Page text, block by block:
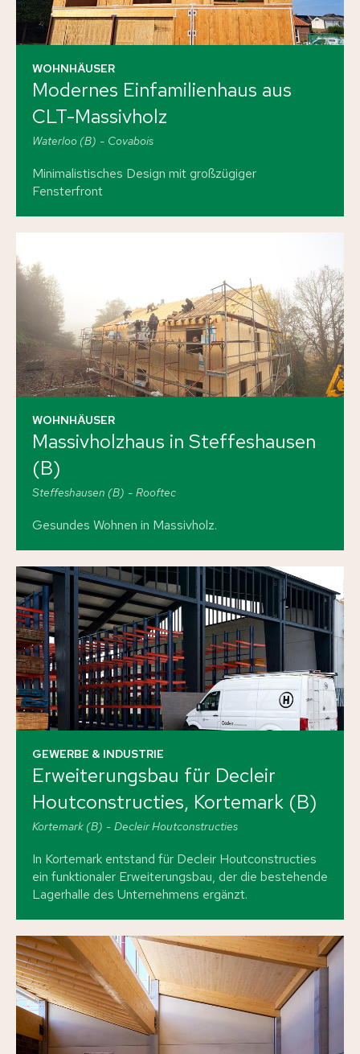
WOHNHÄUSER
Modernes Einfamilienhaus aus
CLT-Massivholz
Waterloo (B) Covabois
Minimalistisches Design mit großzügiger
Fensterfront
WOHNHÄUSER
Massivholzhaus in Steffeshausen
(B)
Steffeshausen (B) Rooftec
Gesundes Wohnen in Massivholz.
GEWERBE & INDUSTRIE
Erweiterungsbau für Decleir
Houtconstructies, Kortemark (B)
Kortemark (B) Decleir Houtconstructies
In Kortemark entstand für Decleir Houtconstructies
ein funktionaler Erweiterungsbau, der die bestehende
Lagerhalle des Unternehmens ergänzt.